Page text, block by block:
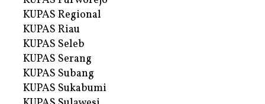
KUPAS Regional
KUPAS Riau
KUPAS Seleb
KUPAS Serang
KUPAS Subang
KUPAS Sukabumi